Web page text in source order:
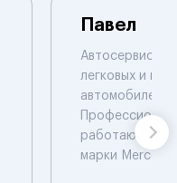
Павел
Автосервис по
легковых и
автомобилей.
работают с
марки